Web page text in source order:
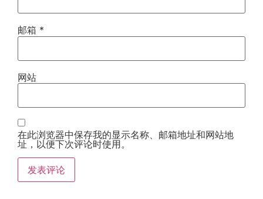
邮箱 *
网站
在此浏览器中保存我的显示名称、邮箱地址和网站地
址，以便下次评论时使用。